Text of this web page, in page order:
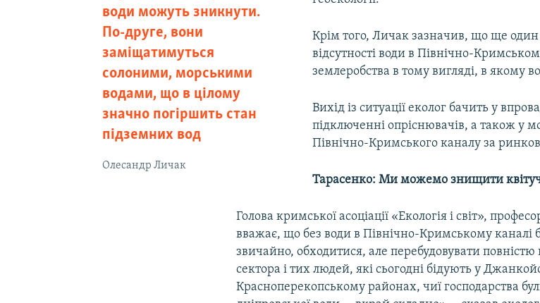
води можуть зникнути.
По-друге, вони
заміщатимуться
солоними, морськими
водами, що в цілому
значно погіршить стан
підземних вод
Олесандр Личак
Крім того, Личак зазначив, що ще один
відсутності води в Північно-
землеробства в тому вигляді, в якому
Вихід із ситуації еколог бачить у
підключенні опріснювачів, а також у
Північно-Кримського каналу за
Тарасенко: Ми можемо знищити
Голова кримської асоціації «Екологія і світ»,
вважає, що без води в Північно-Кримському
звичайно, обходитися, але перебудовувати
сектора і тих людей, які сьогодні бідують у
Красноперекопському районах, чиї господарства